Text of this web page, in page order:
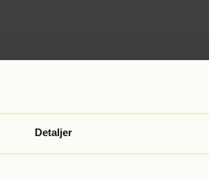
Detaljer